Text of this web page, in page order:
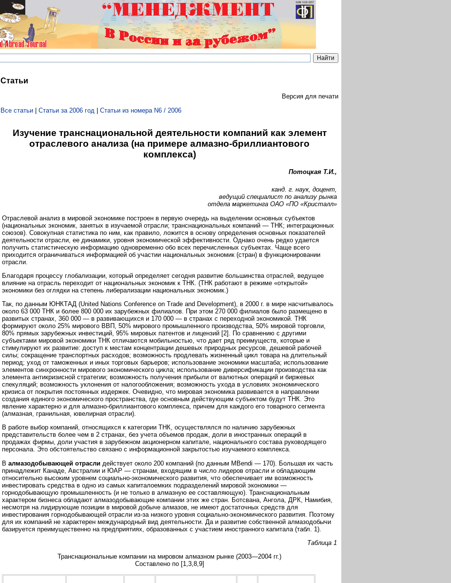
Статьи
Версия для печати
Все статьи | Статьи за 2006 год | Статьи из номера N6 / 2006
Изучение транснациональной деятельности компаний как элемент
отраслевого анализа (на примере алмазно-бриллиантового
комплекса)
Потоцкая Т.И.,
канд. г. наук, доцент,
ведущий специалист по анализу рынка
отдела маркетинга ОАО «ПО «Кристалл»
Отраслевой анализ в мировой экономике построен в первую очередь на выделении основных субъектов
(национальных экономик, занятых в изучаемой отрасли; транснациональных компаний — ТНК; интеграционных
союзов). Совокупная статистика по ним, как правило, ложится в основу определения основных показателей
деятельности отрасли, ее динамики, уровня экономической эффективности. Однако очень редко удается
получить статистическую информацию одновременно обо всех перечисленных субъектах. Чаще всего
приходится ограничиваться информацией об участии национальных экономик (стран) в функционировании
отрасли.
Благодаря процессу глобализации, который определяет сегодня развитие большинства отраслей, ведущее
влияние на отрасль переходит от национальных экономик к ТНК. (ТНК работают в режиме «открытой»
экономики без оглядки на степень либерализации национальных экономик.)
Так, по данным ЮНКТАД (United Nations Conference on Trade and Development), в 2000 г. в мире насчитывалось
около 63 000 ТНК и более 800 000 их зарубежных филиалов. При этом 270 000 филиалов было размещено в
развитых странах, 360 000 — в развивающихся и 170 000 — в странах с переходной экономикой. ТНК
формируют около 25% мирового ВВП, 50% мирового промышленного производства, 50% мировой торговли,
80% прямых зарубежных инвестиций, 95% мировых патентов и лицензий [2]. По сравнению с другими
субъектами мировой экономики ТНК отличаются мобильностью, что дает ряд преимуществ, которые и
стимулируют их развитие: доступ к местам концентрации дешевых природных ресурсов, дешевой рабочей
силы; сокращение транспортных расходов; возможность продлевать жизненный цикл товара на длительный
период; уход от таможенных и иных торговых барьеров; использование экономики масштаба; использование
элементов синхронности мирового экономического цикла; использование диверсификации производства как
элемента антикризисной стратегии; возможность получения прибыли от валютных операций и биржевых
спекуляций; возможность уклонения от налогообложения; возможность ухода в условиях экономического
кризиса от покрытия постоянных издержек. Очевидно, что мировая экономика развивается в направлении
создания единого экономического пространства, где основным действующим субъектом будут ТНК. Это
явление характерно и для алмазно-бриллиантового комплекса, причем для каждого его товарного сегмента
(алмазная, гранильная, ювелирная отрасли).
В работе выбор компаний, относящихся к категории ТНК, осуществлялся по наличию зарубежных
представительств более чем в 2 странах, без учета объемов продаж, доли в иностранных операций в
продажах фирмы, доли участия в зарубежном акционерном капитале, национального состава руководящего
персонала. Это обстоятельство связано с информационной закрытостью изучаемого комплекса.
В алмазодобывающей отрасли действует около 200 компаний (по данным MBendi — 170). Большая их часть
принадлежит Канаде, Австралии и ЮАР — странам, входящим в число лидеров отрасли и обладающим
относительно высоким уровнем социально-экономического развития, что обеспечивает им возможность
инвестировать средства в одно из самых капиталоемких подразделений мировой экономики —
горнодобывающую промышленность (и не только в алмазную ее составляющую). Транснациональным
характером бизнеса обладают алмазодобывающие компании этих же стран. Ботсвана, Ангола, ДРК, Намибия,
несмотря на лидирующие позиции в мировой добыче алмазов, не имеют достаточных средств для
инвестирования горнодобывающей отрасли из-за низкого уровня социально-экономического развития. Поэтому
для их компаний не характерен международный вид деятельности. Да и развитие собственной алмазодобычи
базируется преимущественно на предприятиях, образованных с участием иностранного капитала (табл. 1).
Таблица 1
Транснациональные компании на мировом алмазном рынке (2003—2004 гг.)
Составлено по [1,3,8,9]